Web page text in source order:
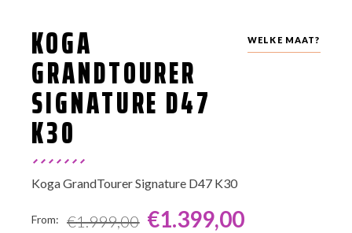
WELKE MAAT?
KOGA
GRANDTOURER
SIGNATURE D47
K30
Koga GrandTourer Signature D47 K30
From: €1.999,00 €1.399,00